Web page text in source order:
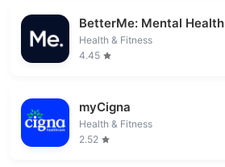
BetterMe: Mental Health
Health & Fitness
4.45
myCigna
Health & Fitness
2.52